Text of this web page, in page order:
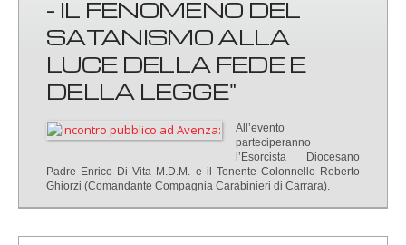
- IL FENOMENO DEL
SATANISMO ALLA
LUCE DELLA FEDE E
DELLA LEGGE"
All’evento
parteciperanno
l’Esorcista Diocesano
Padre Enrico Di Vita M.D.M. e il Tenente Colonnello Roberto
Ghiorzi (Comandante Compagnia Carabinieri di Carrara).